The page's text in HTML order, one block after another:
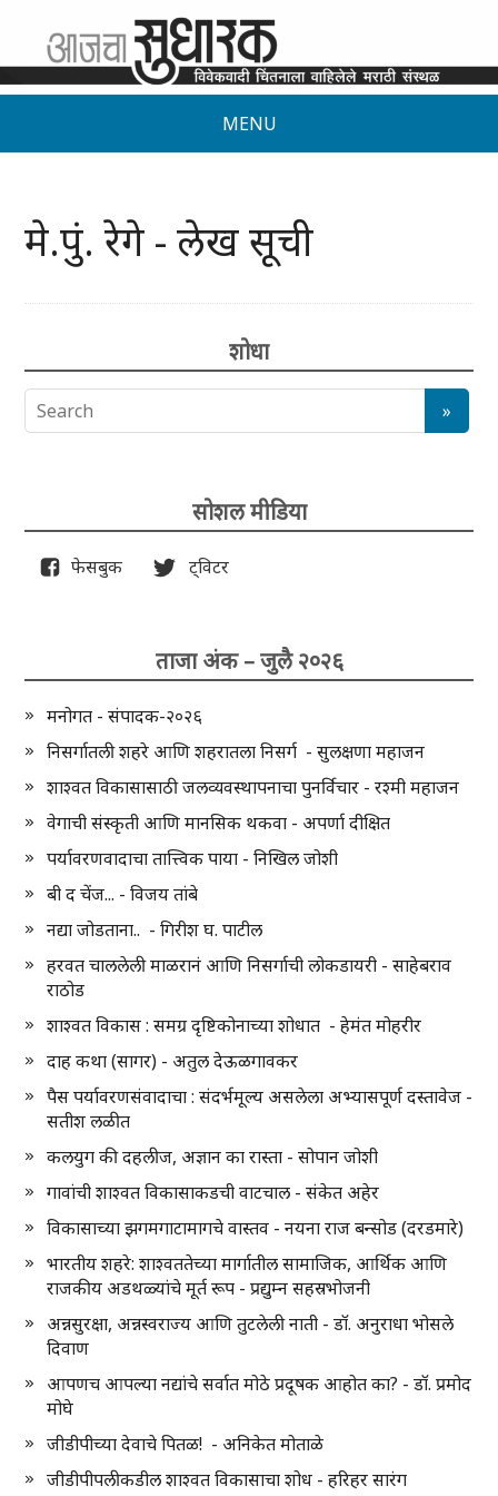
MENU
मे.पुं. रेगे - लेख सूची
शोधा
सोशल मीडिया
फेसबुक ट्विटर
ताजा अंक – जुलै २०२६
मनोगत - संपादक-२०२६
निसर्गातली शहरे आणि शहरातला निसर्ग - सुलक्षणा महाजन
शाश्वत विकासासाठी जलव्यवस्थापनाचा पुनर्विचार - रश्मी महाजन
वेगाची संस्कृती आणि मानसिक थकवा - अपर्णा दीक्षित
पर्यावरणवादाचा तात्त्विक पाया - निखिल जोशी
बी द चेंज... - विजय तांबे
नद्या जोडताना.. - गिरीश घ. पाटील
हरवत चाललेली माळरानं आणि निसर्गाची लोकडायरी - साहेबराव
राठोड
शाश्वत विकास : समग्र दृष्टिकोनाच्या शोधात - हेमंत मोहरीर
दाह कथा (सागर) - अतुल देऊळगावकर
पैस पर्यावरणसंवादाचा : संदर्भमूल्य असलेला अभ्यासपूर्ण दस्तावेज -
सतीश लळीत
कलयुग की दहलीज, अज्ञान का रास्ता - सोपान जोशी
गावांची शाश्वत विकासाकडची वाटचाल - संकेत अहेर
विकासाच्या झगमगाटामागचे वास्तव - नयना राज बन्सोड (दरडमारे)
भारतीय शहरे: शाश्वततेच्या मार्गातील सामाजिक, आर्थिक आणि
राजकीय अडथळ्यांचे मूर्त रूप - प्रद्युम्न सहस्रभोजनी
अन्नसुरक्षा, अन्नस्वराज्य आणि तुटलेली नाती - डॉ. अनुराधा भोसले
दिवाण
आपणच आपल्या नद्यांचे सर्वात मोठे प्रदूषक आहोत का? - डॉ. प्रमोद
मोघे
जीडीपीच्या देवाचे पितळ! - अनिकेत मोताळे
जीडीपीपलीकडील शाश्वत विकासाचा शोध - हरिहर सारंग